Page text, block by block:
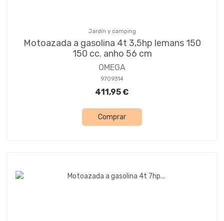
Jardín y camping
Motoazada a gasolina 4t 3,5hp lemans 150
150 cc. anho 56 cm
OMEGA
9709314
411,95 €
Comprar